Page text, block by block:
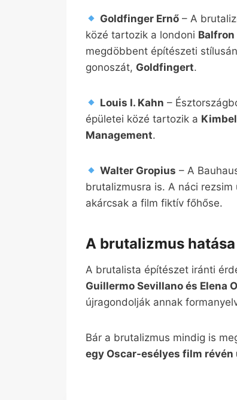
Goldfinger Ernő – A
közé tartozik a londoni Balfron
megdöbbent építészeti
gonoszát, Goldfingert.
Louis I. Kahn –
épületei közé tartozik a
Management.
Walter Gropius – A
brutalizmusra is. A náci
akárcsak a film fiktív főhőse.
A brutalizmus hatása
A brutalista építészet iránti
Guillermo Sevillano és Elena
újragondolják annak
Bár a brutalizmus mindig is
egy Oscar-esélyes film